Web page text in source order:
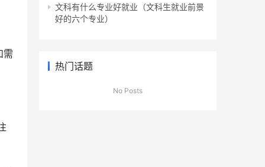
需
文科有什么专业好就业（文科生就业前景
好的六个专业）
热门话题
No Posts